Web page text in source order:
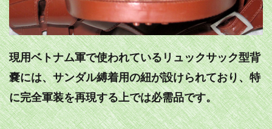
現用ベトナム軍で使われているリュックサック型背
嚢には、サンダル縛着用の紐が設けられており、特
に完全軍装を再現する上では必需品です。